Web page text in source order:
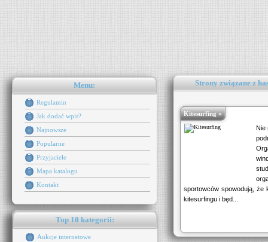
Menu:
Regulamin
Jak dodać wpis?
Najnowsze
Popularne
Przyjaciele
Mapa katalogu
Kontakt
Top 10 kategorii:
Aukcje internetowe
Strony związane z
Kitesurfing »
Nie
sportowców spowodują, że
kitesurfingu i będ...